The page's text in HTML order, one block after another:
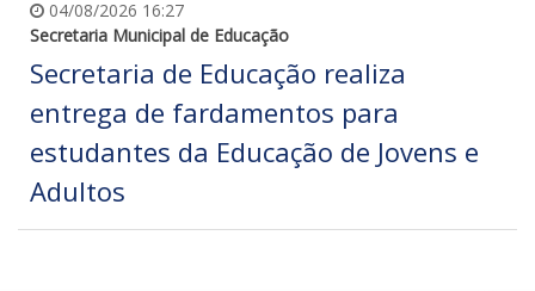
04/08/2026 16:27
Secretaria Municipal de Educação
Secretaria de Educação realiza
entrega de fardamentos para
estudantes da Educação de Jovens e
Adultos